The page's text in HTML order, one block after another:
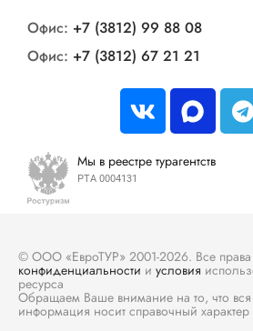
Офис: +7 (3812) 99 88 08
Офис: +7 (3812) 67 21 21
Мы в реестре турагентств
РТА 0004131
© ООО «ЕвроТУР» 2001-2026. Все
конфиденциальности и условия
ресурса
Обращаем Ваше внимание на то, что
информация носит справочный характер